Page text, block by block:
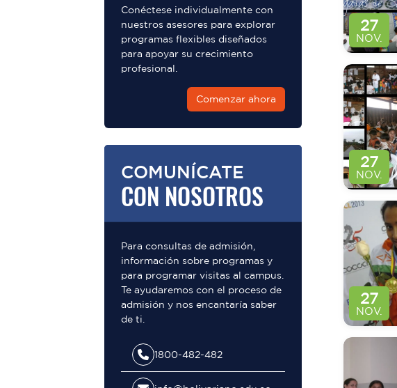
Conéctese individualmente con
nuestros asesores para explorar
programas flexibles diseñados
para apoyar su crecimiento
profesional.
Comenzar ahora
COMUNÍCATE
CON NOSOTROS
Para consultas de admisión,
información sobre programas y
para programar visitas al campus.
Te ayudaremos con el proceso de
admisión y nos encantaría saber
de ti.
1800-482-482
27
NOV.
27
NOV.
27
NOV.